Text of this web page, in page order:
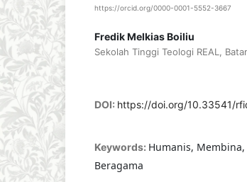
https://orcid.org/0000-0001-5552-3667
Fredik Melkias Boiliu
Sekolah Tinggi Teologi REAL,
DOI: https://doi.org/10.33541/
Keywords: Humanis,
Beragama